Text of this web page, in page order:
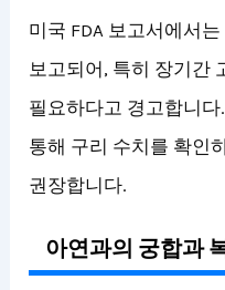
미국 FDA 보고서에서
보고되어, 특히 장기간
필요하다고 경고합니
통해 구리 수치를 확인
권장합니다.
아연과의 궁합과